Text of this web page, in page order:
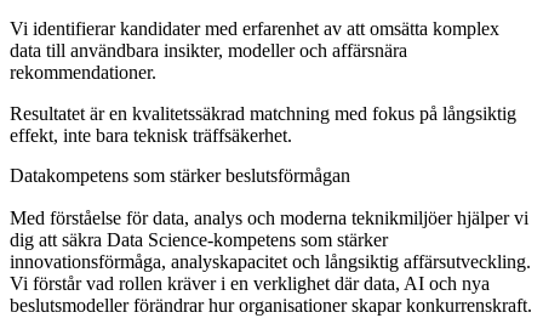
Vi identifierar kandidater med erfarenhet av att omsätta komplex
data till användbara insikter, modeller och affärsnära
rekommendationer.
Resultatet är en kvalitetssäkrad matchning med fokus på långsiktig
effekt, inte bara teknisk träffsäkerhet.
Datakompetens som stärker beslutsförmågan
Med förståelse för data, analys och moderna teknikmiljöer hjälper vi
dig att säkra Data Science-kompetens som stärker
innovationsförmåga, analyskapacitet och långsiktig affärsutveckling.
Vi förstår vad rollen kräver i en verklighet där data, AI och nya
beslutsmodeller förändrar hur organisationer skapar konkurrenskraft.